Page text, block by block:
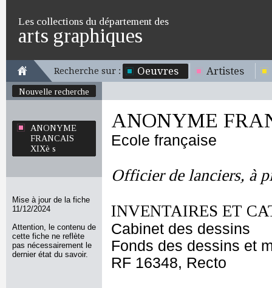
Les collections du département des
arts graphiques
Recherche sur : Oeuvres Artistes
Nouvelle recherche
ANONYME
FRANCAIS
XIXè s
Mise à jour de la fiche
11/12/2024
Attention, le contenu de
cette fiche ne reflète
pas nécessairement le
dernier état du savoir.
ANONYME
Ecole française
Officier de lanciers, à
INVENTAIRES ET
Cabinet des dessins
Fonds des dessins et
RF 16348, Recto